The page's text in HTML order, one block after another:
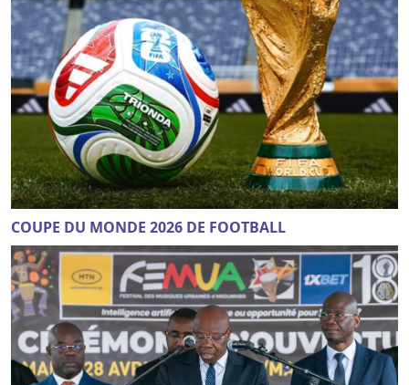
COUPE DU MONDE 2026 DE FOOTBALL